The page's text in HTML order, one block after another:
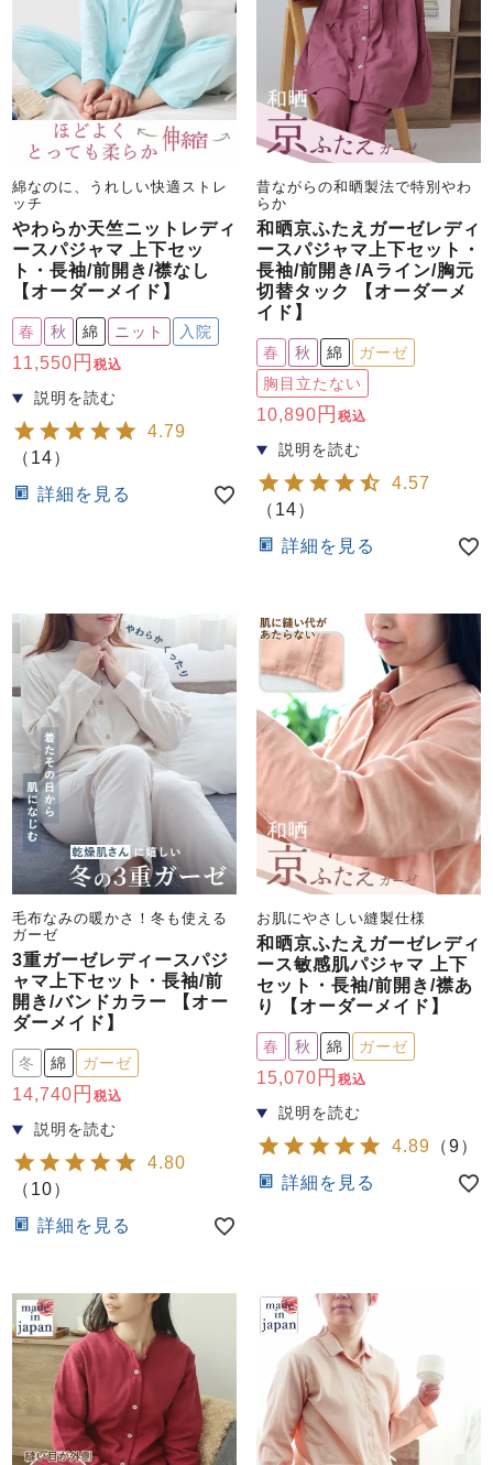
綿なのに、うれしい快適ストレ
ッチ
やわらか天竺ニットレディ
ースパジャマ 上下セッ
ト・長袖/前開き/襟なし
【オーダーメイド】
春 秋 綿 ニット 入院
11,550 税込
4.79
（ 14）
詳細を見る
昔ながらの和晒製法で特別やわ
らか
和晒京ふたえガーゼレディ
ースパジャマ上下セット・
長袖/前開き/Aライン/胸元
切替タック 【オーダーメ
イド】
春 秋 綿
ガーゼ
胸目立たない
10,890 税込
4.57
（ 14）
詳細を見る
毛布なみの暖かさ！冬も使える
ガーゼ
3重ガーゼレディースパジ
ャマ上下セット・長袖/前
開き/バンドカラー 【オー
ダーメイド】
冬 綿 ガーゼ
14,740 税込
4.80
（ 10）
詳細を見る
お肌にやさしい縫製仕様
和晒京ふたえガーゼレディ
ース敏感肌パジャマ 上下
セット・長袖/前開き/襟あ
り 【オーダーメイド】
春 秋 綿 ガーゼ
15,070 税込
4.89 （9）
詳細を見る